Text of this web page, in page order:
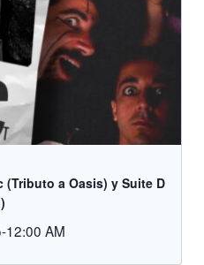
a Oasis) y Suite D
12:00 AM